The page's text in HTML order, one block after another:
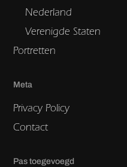
Nederland
Verenigde Staten
Portretten
Meta
Privacy Policy
Contact
Pas toegevoegd